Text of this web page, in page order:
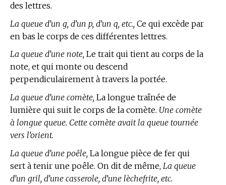
des lettres.
La queue d’un g, d’un p, d’un q, etc., Ce qui excède par
en bas le corps de ces différentes lettres.
La queue d’une note, Le trait qui tient au corps de la
note, et qui monte ou descend
perpendiculairement à travers la portée.
La queue d’une comète, La longue traînée de
lumière qui suit le corps de la comète. Une comète
à longue queue. Cette comète avait la queue tournée
vers l’orient.
La queue d’une poêle, La longue pièce de fer qui
sert à tenir une poêle. On dit de même, La queue
d’un gril, d’une casserole, d’une lèchefrite, etc.